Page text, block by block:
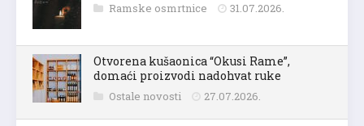
Ramske osmrtnice 31.07.2026.
Otvorena kušaonica “Okusi Rame”,
domaći proizvodi nadohvat ruke
Ostale novosti 27.07.2026.